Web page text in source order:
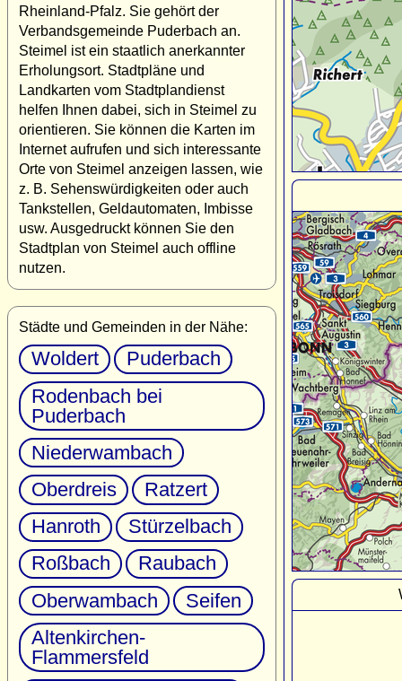
Rheinland-Pfalz. Sie gehört der
Verbandsgemeinde Puderbach an.
Steimel ist ein staatlich anerkannter
Erholungsort. Stadtpläne und
Landkarten vom Stadtplandienst
helfen Ihnen dabei, sich in Steimel zu
orientieren. Sie können die Karten im
Internet aufrufen und sich interessante
Orte von Steimel anzeigen lassen, wie
z. B. Sehenswürdigkeiten oder auch
Tankstellen, Geldautomaten, Imbisse
usw. Ausgedruckt können Sie den
Stadtplan von Steimel auch offline
nutzen.
Städte und Gemeinden in der Nähe:
Woldert
Puderbach
Rodenbach bei
Puderbach
Niederwambach
Oberdreis
Ratzert
Hanroth
Stürzelbach
Roßbach
Raubach
Oberwambach
Seifen
Altenkirchen-
Flammersfeld